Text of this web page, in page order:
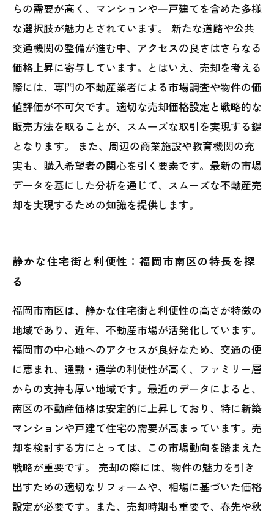
らの需要が高く、マンションや一戸建てを含めた多様
な選択肢が魅力とされています。 新たな道路や公共
交通機関の整備が進む中、アクセスの良さはさらなる
価格上昇に寄与しています。とはいえ、売却を考える
際には、専門の不動産業者による市場調査や物件の価
値評価が不可欠です。適切な売却価格設定と戦略的な
販売方法を取ることが、スムーズな取引を実現する鍵
となります。 また、周辺の商業施設や教育機関の充
実も、購入希望者の関心を引く要素です。最新の市場
データを基にした分析を通じて、スムーズな不動産売
却を実現するための知識を提供します。
静かな住宅街と利便性：福岡市南区の特長を探
る
福岡市南区は、静かな住宅街と利便性の高さが特徴の
地域であり、近年、不動産市場が活発化しています。
福岡市の中心地へのアクセスが良好なため、交通の便
に恵まれ、通勤・通学の利便性が高く、ファミリー層
からの支持も厚い地域です。最近のデータによると、
南区の不動産価格は安定的に上昇しており、特に新築
マンションや戸建て住宅の需要が高まっています。売
却を検討する方にとっては、この市場動向を踏まえた
戦略が重要です。 売却の際には、物件の魅力を引き
出すための適切なリフォームや、相場に基づいた価格
設定が必要です。また、売却時期も重要で、春先や秋